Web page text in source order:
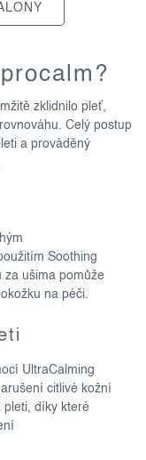
zklidnilo pleť,
Celý postup
a prováděný
Soothing
za ušima pomůže
na péči.
UltraCalming
citlivé kožní
pleti, díky které